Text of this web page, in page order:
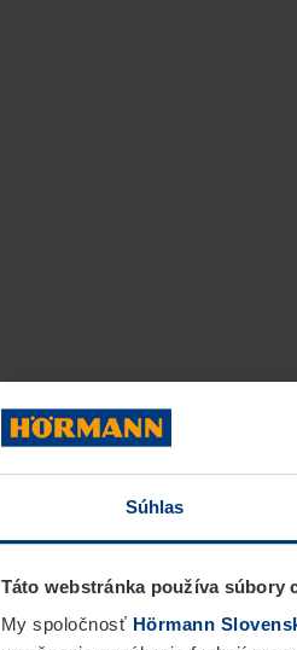
Súhlas
Táto webstránka používa súbory
My spoločnosť Hörmann